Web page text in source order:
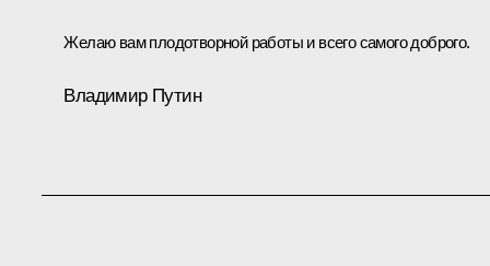
Желаю вам плодотворной работы и всего самого доброго.
Владимир Путин